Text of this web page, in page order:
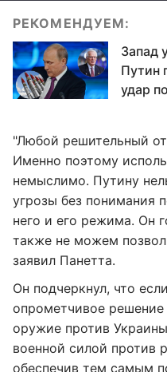
РЕКОМЕНДУЕМ:
Запад
Путин
удар
"Любой решительный
Именно поэтому
немыслимо. Путину
угрозы без понимания
него и его режима. Он
также не можем
заявил Панетта.
Он подчеркнул, что
опрометчивое
оружие против
военной силой против
обеспечив тем самым